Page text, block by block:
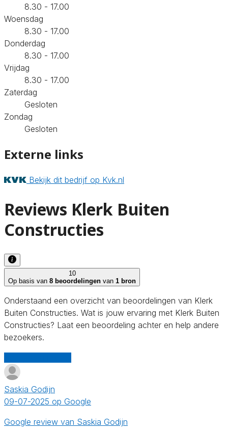
8.30 - 17.00
Woensdag
8.30 - 17.00
Donderdag
8.30 - 17.00
Vrijdag
8.30 - 17.00
Zaterdag
Gesloten
Zondag
Gesloten
Externe links
Bekijk dit bedrijf op Kvk.nl
Reviews Klerk Buiten
Constructies
10
Op basis van 8 beoordelingen van 1 bron
Onderstaand een overzicht van beoordelingen van Klerk
Buiten Constructies. Wat is jouw ervaring met Klerk Buiten
Constructies? Laat een beoordeling achter en help andere
bezoekers.
Saskia Godijn
09-07-2025 op Google
Google review van Saskia Godijn